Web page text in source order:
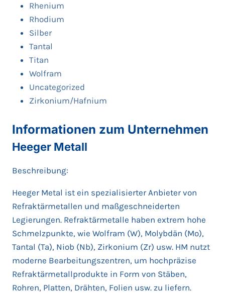
Rhenium
Rhodium
Silber
Tantal
Titan
Wolfram
Uncategorized
Zirkonium/Hafnium
Informationen zum Unternehmen
Heeger Metall
Beschreibung:
Heeger Metal ist ein spezialisierter Anbieter von
Refraktärmetallen und maßgeschneiderten
Legierungen. Refraktärmetalle haben extrem hohe
Schmelzpunkte, wie Wolfram (W), Molybdän (Mo),
Tantal (Ta), Niob (Nb), Zirkonium (Zr) usw. HM nutzt
moderne Bearbeitungszentren, um hochpräzise
Refraktärmetallprodukte in Form von Stäben,
Rohren, Platten, Drähten, Folien usw. zu liefern.